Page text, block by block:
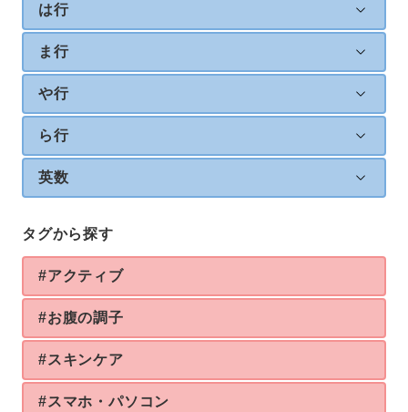
は行
ま行
や行
ら行
英数
タグから探す
#アクティブ
#お腹の調子
#スキンケア
#スマホ・パソコン